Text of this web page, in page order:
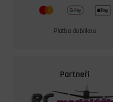
Platba dobírkou
Partneři